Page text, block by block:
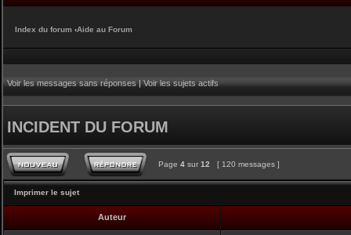
Index du forum ‹Aide au Forum
Voir les messages sans réponses|Voir les sujets actifs
INCIDENT DU FORUM
Page 4 sur 12 [ 120 messages ]
Imprimer le sujet
Auteur